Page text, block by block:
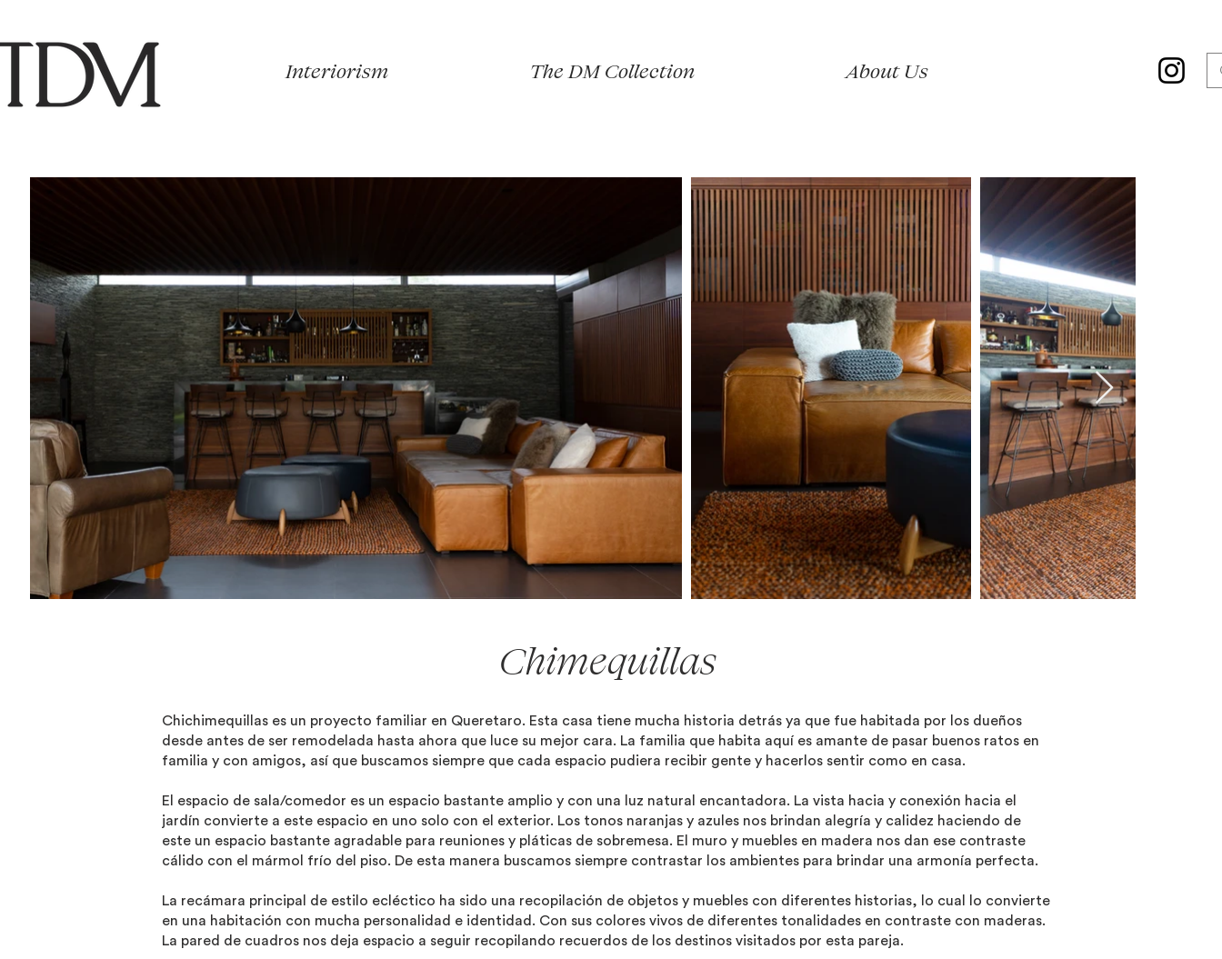
Interiorism The DM Collection About Us
Chimequillas
Chichimequillas es un proyecto familiar en Queretaro. Esta casa tiene mucha historia detrás ya que fue habitada por los dueños
desde antes de ser remodelada hasta ahora que luce su mejor cara. La familia que habita aquí es amante de pasar buenos ratos en
familia y con amigos, así que buscamos siempre que cada espacio pudiera recibir gente y hacerlos sentir como en casa.
El espacio de sala/comedor es un espacio bastante amplio y con una luz natural encantadora. La vista hacia y conexión hacia el
jardín convierte a este espacio en uno solo con el exterior. Los tonos naranjas y azules nos brindan alegría y calidez haciendo de
este un espacio bastante agradable para reuniones y pláticas de sobremesa. El muro y muebles en madera nos dan ese contraste
cálido con el mármol frío del piso. De esta manera buscamos siempre contrastar los ambientes para brindar una armonía perfecta.
La recámara principal de estilo ecléctico ha sido una recopilación de objetos y muebles con diferentes historias, lo cual lo convierte
en una habitación con mucha personalidad e identidad. Con sus colores vivos de diferentes tonalidades en contraste con maderas.
La pared de cuadros nos deja espacio a seguir recopilando recuerdos de los destinos visitados por esta pareja.